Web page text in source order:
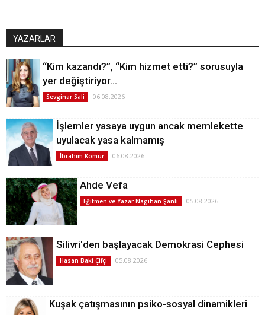
YAZARLAR
“Kim kazandı?”, “Kim hizmet etti?” sorusuyla
yer değiştiriyor…
Sevginar Sali 06.08.2026
İşlemler yasaya uygun ancak memlekette
uyulacak yasa kalmamış
İbrahim Kömür 06.08.2026
Ahde Vefa
Eğitmen ve Yazar Nagihan Şanlı 05.08.2026
Silivri'den başlayacak Demokrasi Cephesi
Hasan Baki Çifçi 05.08.2026
Kuşak çatışmasının psiko-sosyal dinamikleri